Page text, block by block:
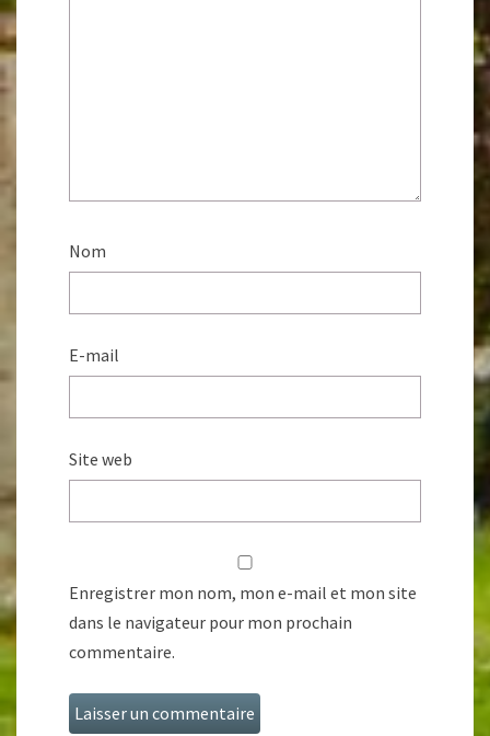
Nom
E-mail
Site web
Enregistrer mon nom, mon e-mail et mon site
dans le navigateur pour mon prochain
commentaire.